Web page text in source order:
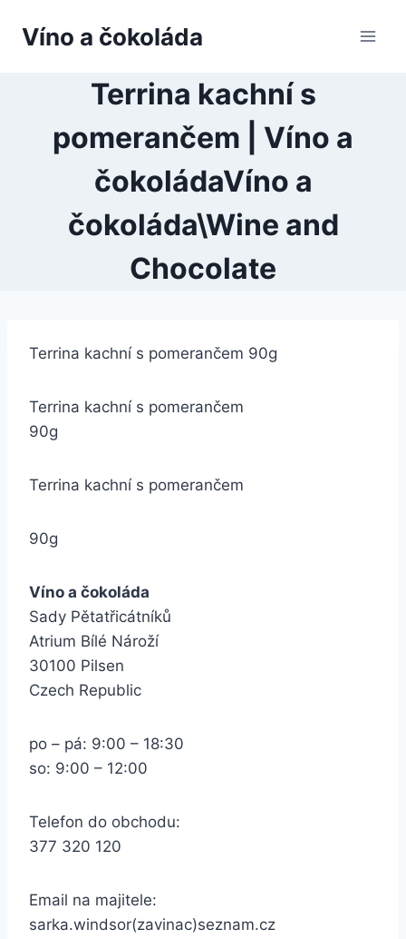
Víno a čokoláda
Terrina kachní s
pomerančem | Víno a
čokoládaVíno a
čokoláda\Wine and
Chocolate
Terrina kachní s pomerančem 90g
Terrina kachní s pomerančem
90g
Terrina kachní s pomerančem
90g
Víno a čokoláda
Sady Pětatřicátníků
Atrium Bílé Nároží
30100 Pilsen
Czech Republic
po – pá: 9:00 – 18:30
so: 9:00 – 12:00
Telefon do obchodu:
377 320 120
Email na majitele:
sarka.windsor(zavinac)seznam.cz